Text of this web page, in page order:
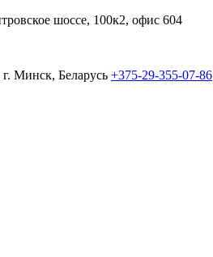
шоссе, 100к2, офис 604
г. Минск, Беларусь +375-29-355-07-86